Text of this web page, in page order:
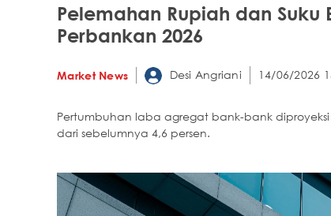
Pelemahan Rupiah dan Suku
Perbankan 2026
Market News Desi Angriani 14/06/2026
Pertumbuhan laba agregat bank-bank
dari sebelumnya 4,6 persen.